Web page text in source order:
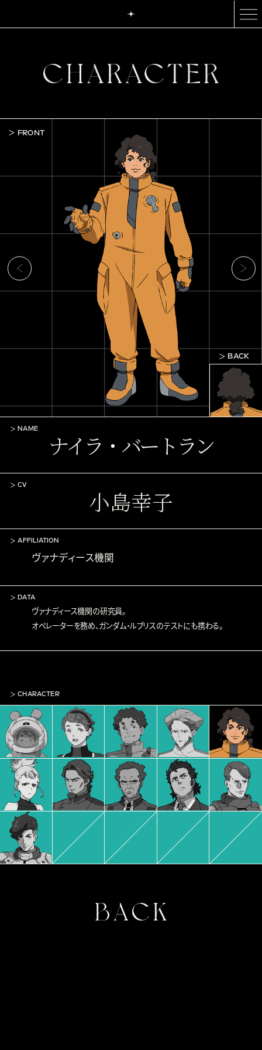
FRONT
BACK
NAME
ナイラ・バートラン
CV
小島幸子
AFFILIATION
ヴァナディース機関
DATA
ヴァナディース機関の研究員。
オペレーターを務め、ガンダム・ルブリスのテストにも携わる。
CHARACTER